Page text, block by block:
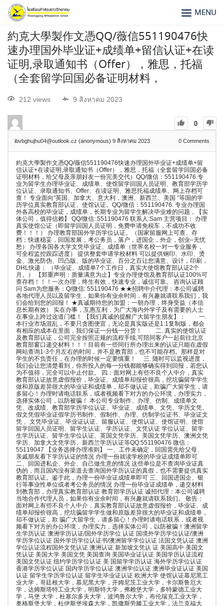
MENU
約克大學製作文憑QQ/薇信551190476快
速办理国外毕业证+成绩单+留信认证+在读
证明,录取通知书（Offer），雅思，托福
（全套留学回国必备证明材料，
212 views 9 สิงหาคม 2023
0
ibvbghujhu04@outlook.cz (anonymous) 9 สิงหาคม 2023 0 Comments
約克大學製作文憑QQ/薇信551190476快速办理国外毕业证+成绩单+留
信认证+在读证明,录取通知书（Offer），雅思，托福（全套留学回国必备
证明材料，给父母及亲朋好友一份完美交代）QQ/微信：551190476.专
业为留学生办理毕业证、成绩单、使馆留学回国人员证明、教育部学历学
位认证、录取通知书、Offer、在读证明、雅思托福成绩单、网上存档可
查！ 专业面向“英国、加拿大、意大利，澳洲、新西兰、美国 ”等国的学
历学位真实教育部认证、使馆认证。QQ/微信：551190476. 专业办理国
外各高校的毕业证，成绩单，长期专业为留学生解决毕业难的问题，【实
体公司，值得信赖】 QQ/微信: 551190476 联系人:Sam 主营项目： 办理
真实使馆公证（即留学回国人员证明，免费申请免税车，不成功不收
费！！！） 办理教育部国外学历学位认证。（国家留服网上可查、存
档；快速稳妥，回国发展，考公务员，落户，进国企，外企，创业–无忧
愁） 办理各国各大学文凭毕业证、成绩单（世界名校一对一专业服务，
可全程监控跟踪进度） 提供整套申请学校材料 可以提供钢印、水印、烫
金、激光防伪、凹凸版、版的毕业证、百分之百让您满意、设计，印刷，
DHL快递； （毕业证、成绩单7个工作日，真实大使馆教育部认证2个
月。） 【郑重声明：质量满意为止】专业办理使馆及教育部认证100%可
查存档！！！一次办理，终生有效，快速专业，诚信可靠。 咨询认证顾
问 Sam为您服务：Q/微信: 551190476 ★★招聘中介代理：本公司诚聘
各地代理人员以及留学生，如果你有业余时间，有兴趣就请联系我们，我
们会给到您的回报！ ★真诚期待您的加盟：一朝办理，终身受益（本信
息长期有效） 实在办事，互惠互利，为广大海内外学子及有需要的人士
在事业上跨过这道门槛！ 【我们真诚的提醒广大留学生朋友】： 一.
本行业市场混乱，不要只贪图便宜，无论是真实版还是1:1复制版，都会
有相应的成本在里面，我们保证一分钱一分货！ 二. 真实的使馆认证
及教育部认证，公司完全按照正规的流程手续,可陪同客户一起前往北京
教育部窗口递交材料！！！目前有一些同行所办理出来的认证只能在虚假
网站查询1-3个月左右的时间，并不是教育部，也不可能存档。那样是对
学生的不负责任，在办理的时候一定要慎重！ 三. 随时可以监视进度，
我们会让您清楚看到，你所投入的每一分钱都能够确实得到回报，若您认
为不值得，完全可以中止付款。 四：面对网上有些不良个人中介，真实
教育部认证故意虚假报价，毕业证、成绩单却报价很高，挖坑骗留学学生
做和原版差异很大的毕业证和成绩单，却不做认证，欺骗广大留学生，请
多留心！办理时请电话联系，或者视频看下对方的办公环境，办理实力，
选择实体公司，以防被骗！ 本公司专业制作、办理、仿制、成绩单文
凭、改成绩、教育部学历学位认证、毕业证、成绩单、文凭、学历文凭、
假文凭假毕业证假学历书制作、假制作、办理、仿制学位证书、毕业证文
凭 、文凭毕业证、毕业证认证、留服认证、使馆认证、使馆证明、使馆
留学回国人员证明、留学生认证、学历认证、文凭认证 学位认证、留学
生学历认证、留学生学位认证、英国文凭学历、美国文凭学历、澳洲文凭
学历、加拿大文凭学历、新西兰学历认证等QQ:551190476 微信：
55119047 【业务选择办理准则】 一、工作未确定，回国需先给父母、
亲戚朋友看下学历认证的情况 办理一份就读学校的毕业证成绩单即可
二、回国进私企、外企、自己做生意的情况 这些单位是不查询毕业证真
伪的，而且国内没有渠道去查询国外学历认证的真假，也不需要提供真实
教育部认证。鉴于此，办理一份毕业证成绩单即可 三、回国进国企、银
行等事业性单位或者考公务员的情况 办理一份毕业证成绩单，递交材料
到教育部，办理真实教育部认证 教育部学历认证 诚招代理：本公司诚聘
当地合作代理人员，如果你有业余时间，有兴趣就请联系我们。 敬告：
面对网上有些不良个人中介，真实教育部认证故意虚假报价，毕业证、成
绩单却报价很高，挖坑骗留学学生做和原版差异很大的毕业证和成绩单，
却不做认证，欺 骗广大留学生，请多留心！办理时请电话联系，或者视
频看下对方的办公环境，办理实力，选择实体公司，以防被骗！澳洲留学
生学历认证 澳洲学历认证/国外学历学位 认证 国境外学历学位认证/澳洲
学历学位认证 国外学历学位认证书/澳洲留学学位认证 法国文凭认证 澳洲
学位认证流程国外文凭认证 澳洲认证 新加坡文凭认 证 美国高中 美国文
凭认证 美国大学 美国文凭 美国查询 美国毕业证认证 美国学历认证流程
美国文凭认证 纽约学历学位认证 美 国留学学历认证 海外学历学位认证
香港学历学位认证 国内学历学位认证 澳洲学位认证 澳洲毕业证认证 美国
认证 留学生学历学位认证 留学生毕业证认证 欧洲大学 使馆认证慕尼黑工
业大学，哥廷根大学，慕尼黑大学，开姆尼茨工业大学，卡尔斯鲁厄大
学，达姆斯塔特工业大学，明斯特大学，弗赖堡大学，多特蒙德工业大
学，马堡 大学，杜塞尔多夫大学，波鸿鲁尔大学，布伦瑞克工业大学，
奥格斯堡大学，杜伊斯堡埃森大学，凯撒斯劳滕工业大学，法兰克福大